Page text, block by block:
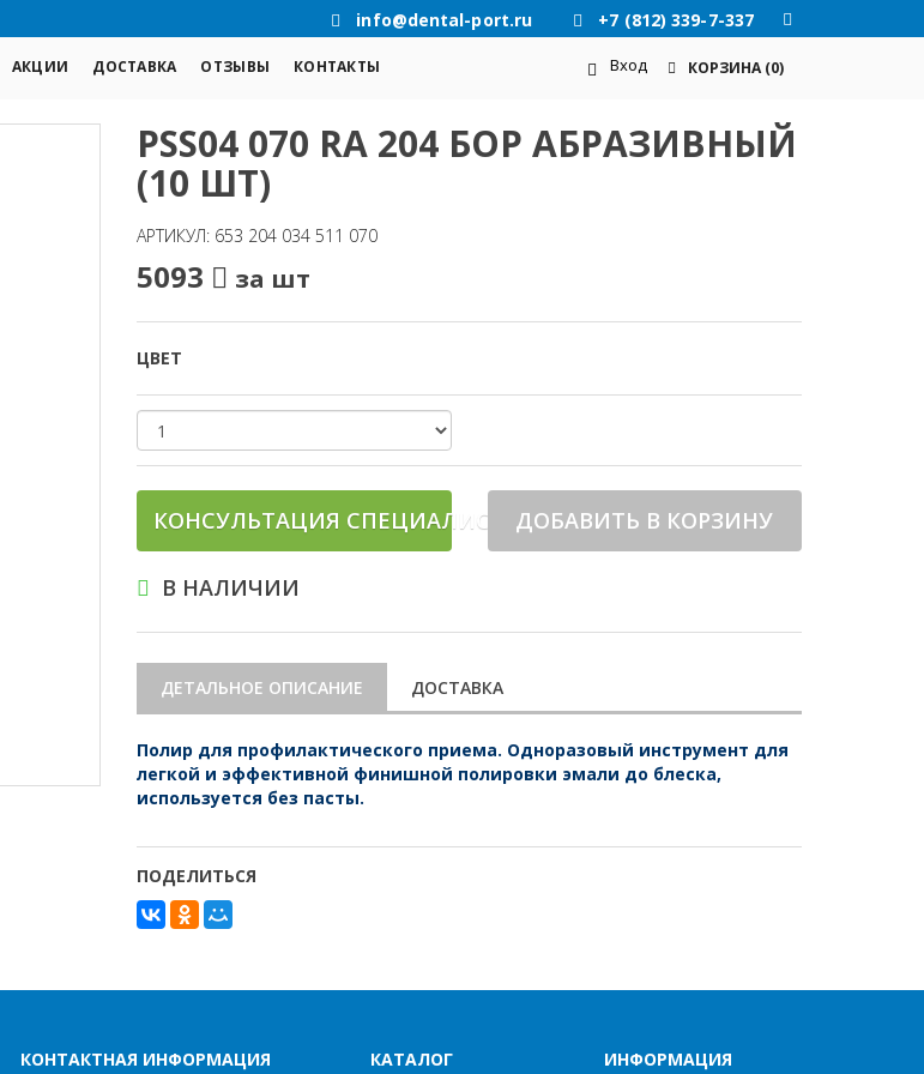
info@dental-port.ru +7 (812) 339-7-337
АКЦИИ ДОСТАВКА ОТЗЫВЫ КОНТАКТЫ Вход КОРЗИНА (0)
PSS04 070 RA 204 БОР АБРАЗИВНЫЙ
(10 ШТ)
АРТИКУЛ: 653 204 034 511 070
5093 за шт
ЦВЕТ
КОНСУЛЬТАЦИЯ СПЕЦИАЛИСТАДОБАВИТЬ В КОРЗИНУ
В НАЛИЧИИ
ДЕТАЛЬНОЕ ОПИСАНИЕ ДОСТАВКА
Полир для профилактического приема. Одноразовый инструмент для
легкой и эффективной финишной полировки эмали до блеска,
используется без пасты.
ПОДЕЛИТЬСЯ
КОНТАКТНАЯ ИНФОРМАЦИЯ КАТАЛОГ ИНФОРМАЦИЯ